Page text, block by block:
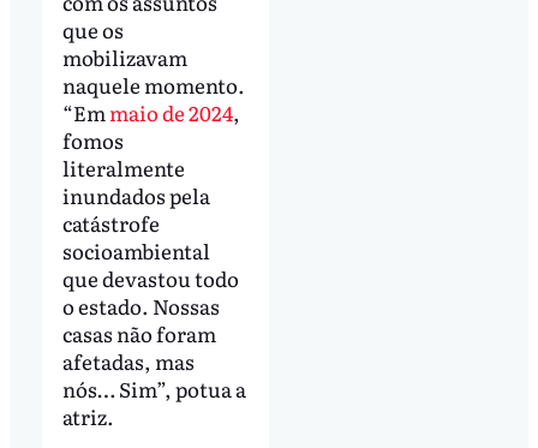
que os
mobilizavam
naquele momento.
“Emmaio de 2024,
fomos
literalmente
inundados pela
catástrofe
socioambiental
que devastou todo
o estado. Nossas
casas não foram
afetadas, mas
nós… Sim”, potua a
atriz.